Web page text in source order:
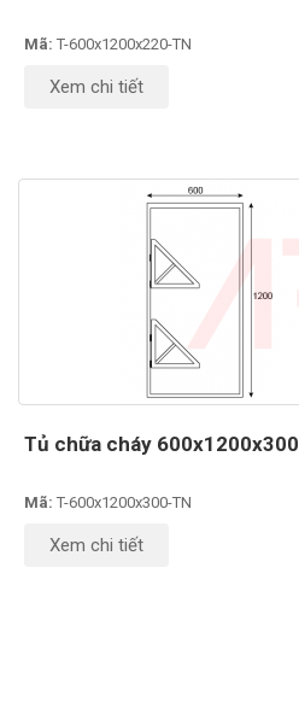
Mã: T-600x1200x220-TN
Xem chi tiết
Tủ chữa cháy 600x1200x300
Mã: T-600x1200x300-TN
Xem chi tiết